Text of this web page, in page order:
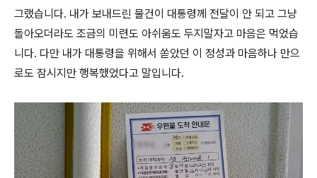
그랬습니다. 내가 보내드린 물건이 대통령께 전달이 안 되고 그냥
돌아오더라도 조금의 미련도 아쉬움도 두지말자고 마음은 먹었습
니다. 다만 내가 대통령을 위해서 쏟았던 이 정성과 마음하나 만으
로도 잠시지만 행복했었다고 말입니다.